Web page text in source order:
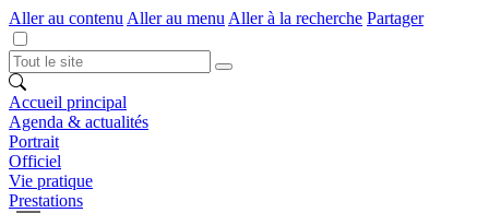
Aller au contenu Aller au menu Aller à la recherche Partager
Accueil principal
Agenda & actualités
Portrait
Officiel
Vie pratique
Prestations